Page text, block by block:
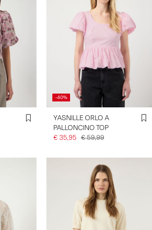
-40%
YASNILLE ORLO A
PALLONCINO TOP
€ 35,95 € 59,99